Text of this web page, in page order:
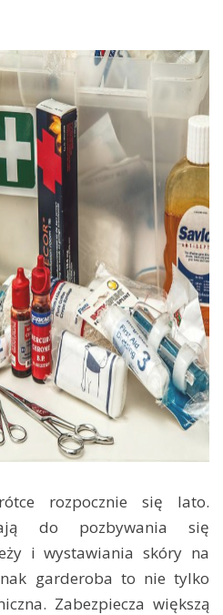
rozpocznie się lato.
do pozbywania się
i wystawiania skóry na
garderoba to nie tylko
Zabezpiecza większą